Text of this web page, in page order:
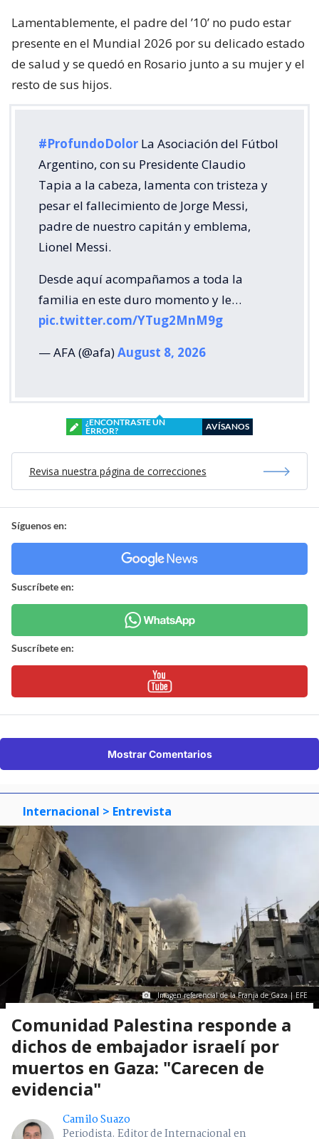
Lamentablemente, el padre del ’10’ no pudo estar
presente en el Mundial 2026 por su delicado estado
de salud y se quedó en Rosario junto a su mujer y el
resto de sus hijos.
#ProfundoDolor La Asociación del Fútbol
Argentino, con su Presidente Claudio
Tapia a la cabeza, lamenta con tristeza y
pesar el fallecimiento de Jorge Messi,
padre de nuestro capitán y emblema,
Lionel Messi.
Desde aquí acompañamos a toda la
familia en este duro momento y le…
pic.twitter.com/YTug2MnM9g
— AFA (@afa)August 8, 2026
¿ENCONTRASTE UN
ERROR?
AVÍSANOS
Revisa nuestra página de correcciones
Síguenos en:
Suscríbete en:
Suscríbete en:
Mostrar Comentarios
Internacional > Entrevista
Imagen referencial de la Franja de Gaza | EFE
Comunidad Palestina responde a
dichos de embajador israelí por
muertos en Gaza: "Carecen de
evidencia"
Camilo Suazo
Periodista. Editor de Internacional en